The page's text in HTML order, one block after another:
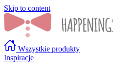
Skip to content
Wszystkie produkty
Inspiracje